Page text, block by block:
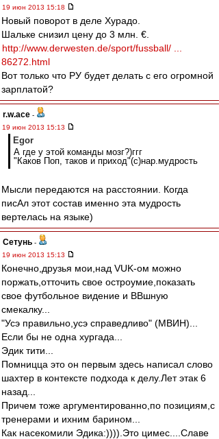
19 июн 2013 15:18
Новый поворот в деле Хурадо.
Шальке снизил цену до 3 млн. €.
http://www.derwesten.de/sport/fussball/ ...
86272.html
Вот только что РУ будет делать с его огромной
зарплатой?
r.w.ace -
19 июн 2013 15:13
Egor
А где у этой команды мозг?)ггг
"Каков Поп, таков и приход"(с)нар.мудрость
Мысли передаются на расстоянии. Когда
писАл этот состав именно эта мудрость
вертелась на языке)
Сетунь -
19 июн 2013 15:13
Конечно,друзья мои,над VUK-ом можно
поржать,отточить свое остроумие,показать
свое футбольное видение и ВВшную
смекалку...
"Усэ правильно,усэ справедливо" (МВИН)...
Если бы не одна хургада...
Эдик тити...
Помницца это он первым здесь написал слово
шахтер в контексте подхода к делу.Лет этак 6
назад...
Причем тоже аргументированно,по позициям,с
тренерами и ихним барином...
Как насекомили Эдика:)))).Это цимес....Славе